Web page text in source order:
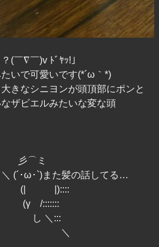
(￣∇￣)v ﾄﾞﾔｯ!」
いで可愛いです(*´ω｀*)
きなシニヨンが頭頂部にポンと
ザビエルみたいな変な頭
髪の話してる…
:::